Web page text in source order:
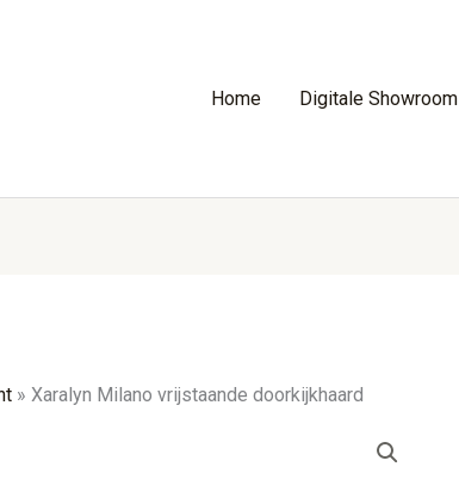
Home Digitale Showroom
» Xaralyn Milano vrijstaande doorkijkhaard